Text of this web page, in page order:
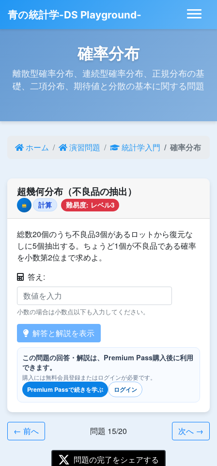
青の統計学-DS Playground-
確率分布
離散型確率分布、連続型確率分布、正規分布の基
礎、二項分布、期待値と分散の基本に関する問題
ホーム 演習問題 統計学入門 確率分布
超幾何分布（不良品の抽出）
Premium
計算 難易度: レベル3
総数20個のうち不良品3個があるロットから復元な
しに5個抽出する。ちょうど1個が不良品である確率
を小数第2位まで求めよ。
答え:
小数の場合は小数点以下も入力してください。
解答と解説を表示
この問題の回答・解説は、Premium Pass購入後に利用
できます。
購入には無料会員登録またはログインが必要です。
Premium Passで続きを学ぶ
ログイン
← 前へ 問題 15/20 次へ →
問題の完了をシェアする